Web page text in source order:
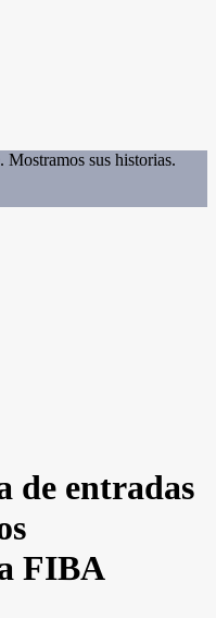
Mostramos sus historias.
de entradas
FIBA